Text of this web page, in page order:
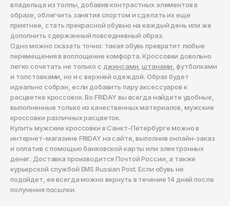
владельца из толпы, добавив контрастных элементов в
образе, облегчить занятия спортом и сделать их еще
приятнее, стать прекрасной обувью на каждый день или же
дополнить сдержанный повседневный образ.
Одно можно сказать точно: такая обувь превратит любые
перемещения в воплощение комфорта. Кроссовки довольно
легко сочетать не только с джинсами ,штанами , футболками
и толстовками, но и с верхней одеждой. Образ будет
идеально собран, если добавить пару аксессуаров к
расцветке кроссовок. Во FRIDAY вы всегда найдете удобные,
выполненные только из качественных материалов, мужские
кроссовки различных расцветок.
Купить мужские кроссовки в Санкт-Петербурге можно в
интернет-магазине FRIDAY на сайте, выполнив онлайн-заказ
и оплатив с помощью банковской карты или электронных
денег. Доставка производится Почтой России, а также
курьерской службой EMS Russian Post. Если обувь не
подойдет, ее всегда можно вернуть в течение 14 дней после
получения посылки.